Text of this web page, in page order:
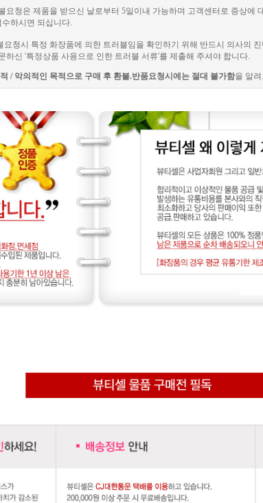
요청은 제품을 받으신 날로부터 5일이내 가능하며 고객센터로 증상에
하시면 되십니다.
청시 특정 화장품에 의한 트러블임을 확인하기 위해 반드시 의사의
하신 '특정상품 사용으로 인한 트러블 서류'를 제출해 주셔야 합니다.
/ 악의적인 목적으로 구매 후 환불.반품요청시에는 절대 불가함을 알